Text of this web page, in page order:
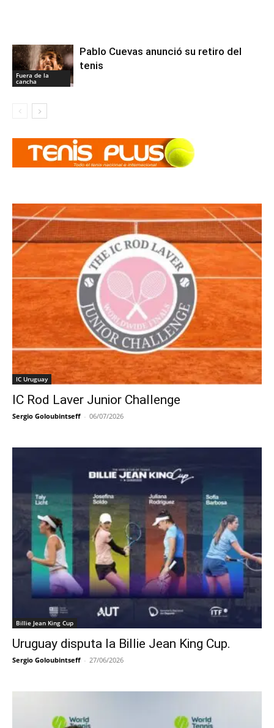
Fuera de la
cancha
Pablo Cuevas anunció su retiro del
tenis
IC Uruguay
IC Rod Laver Junior Challenge
Sergio Goloubintseff - 06/07/2026
Billie Jean King Cup
Uruguay disputa la Billie Jean King Cup.
Sergio Goloubintseff - 27/06/2026